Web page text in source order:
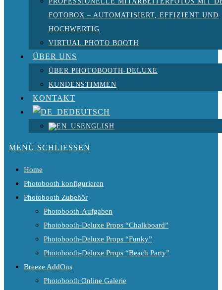
FOTOBOX – AUTOMATISIERT, EFFIZIENT UND
HOCHWERTIG
VIRTUAL PHOTO BOOTH
ÜBER UNS
ÜBER PHOTOBOOTH-DELUXE
KUNDENSTIMMEN
KONTAKT
DEUTSCH
ENGLISH
MENÜ SCHLIESSEN
Home
Photobooth konfigurieren
Photobooth Zubehör
Photobooth-Aufgaben
Photobooth-Deluxe Props “Chalkboard”
Photobooth-Deluxe Props “Funky”
Photobooth-Deluxe Props “Beach Party”
Breeze AddOns
Photobooth Online Galerie